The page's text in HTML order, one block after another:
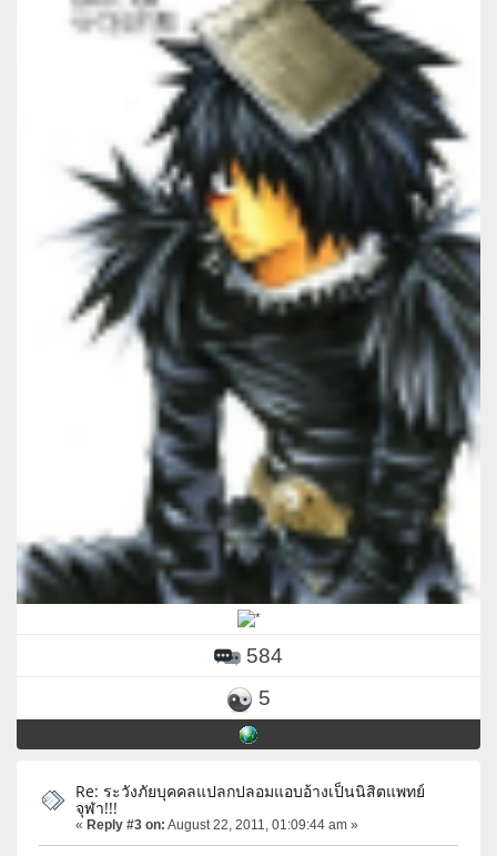
584
5
Re: ระวังภัยบุคคลแปลกปลอมแอบอ้างเป็นนิสิตแพทย์
จุฬา!!!
« Reply #3 on: August 22, 2011, 01:09:44 am »